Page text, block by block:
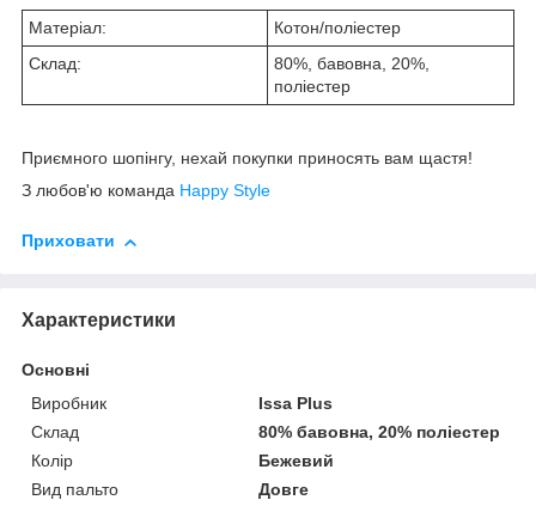
Матеріал:
Котон/поліестер
Склад:
80%, бавовна, 20%,
поліестер
Приємного шопінгу, нехай покупки приносять вам щастя!
З любов'ю команда Happy Style
Приховати
Характеристики
Основні
Виробник
Issa Plus
Склад
80% бавовна, 20% поліестер
Колір
Бежевий
Вид пальто
Довге